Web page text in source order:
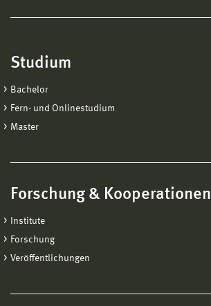
Studium
Bachelor
Fern- und Onlinestudium
Master
Forschung & Kooperationen
Institute
Forschung
Veröffentlichungen